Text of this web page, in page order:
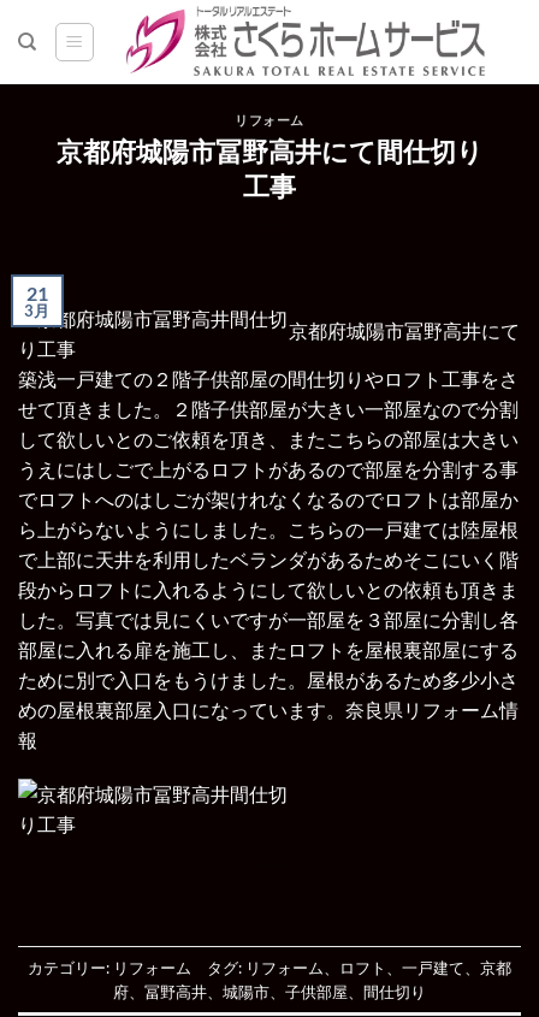
リフォーム
京都府城陽市冨野高井にて間仕切り
工事
21
3月
京都府城陽市冨野高井にて
築浅一戸建ての２階子供部屋の間仕切りやロフト工事をさ
せて頂きました。
２階子供部屋が大きい一部屋なので分割
して欲しいとのご依頼を頂き、またこちらの部屋は大きい
うえにはしごで上がるロフトがあるので部屋を分割する事
でロフトへのはしごが架けれなくなるのでロフトは部屋か
ら上がらないようにしました。こちらの一戸建ては陸屋根
で上部に天井を利用したベランダがあるためそこにいく階
段からロフトに入れるようにして欲しいとの依頼も頂きま
した。写真では見にくいですが一部屋を３部屋に分割し各
部屋に入れる扉を施工し、またロフトを屋根裏部屋にする
ために別で入口をもうけました。屋根があるため多少小さ
めの屋根裏部屋入口になっています。 奈良県リフォーム情
報
カテゴリー: リフォーム タグ: リフォーム ロフト 一戸建て
京都
府
冨野高井 城陽市 子供部屋 間仕切り